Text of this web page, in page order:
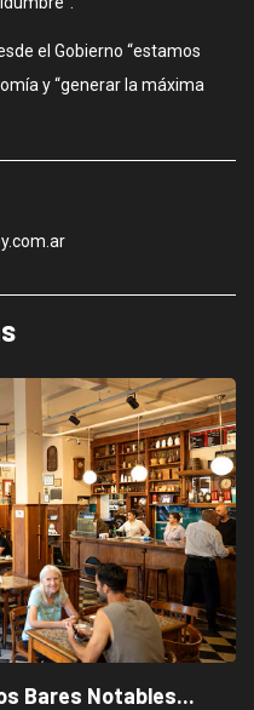
el Gobierno “estamos
y “generar la máxima
Bares Notables...